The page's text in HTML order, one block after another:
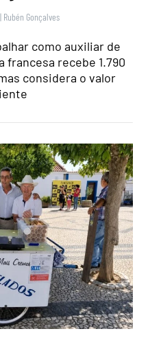
| Rubén Gonçalves
como auxiliar de
francesa recebe 1.790
considera o valor